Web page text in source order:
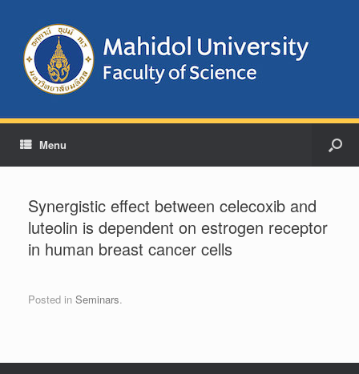
Menu
Synergistic effect between celecoxib and
luteolin is dependent on estrogen receptor
in human breast cancer cells
Posted in Seminars.